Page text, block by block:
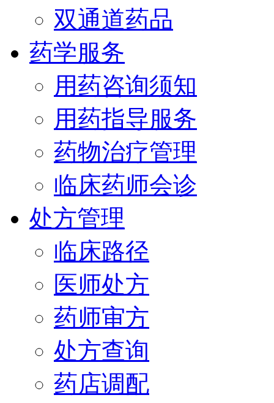
双通道药品
药学服务
用药咨询须知
用药指导服务
药物治疗管理
临床药师会诊
处方管理
临床路径
医师处方
药师审方
处方查询
药店调配